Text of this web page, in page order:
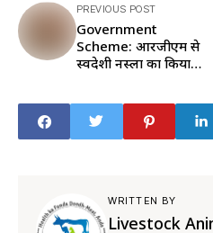
PREVIOUS POST
Government
Scheme: आरजीएम से
स्वदेशी नस्लों का किया
WRITTEN BY
Livestock